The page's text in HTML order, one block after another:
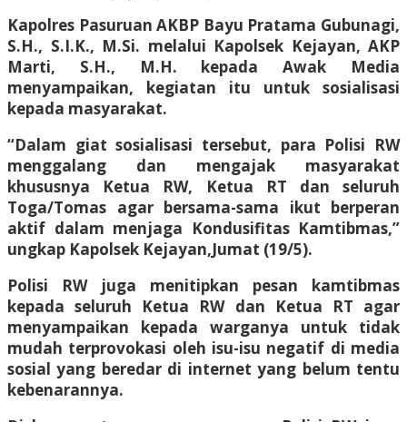
Kapolres Pasuruan AKBP Bayu Pratama Gubunagi,
S.H., S.I.K., M.Si. melalui Kapolsek Kejayan, AKP
Marti, S.H., M.H. kepada Awak Media
menyampaikan, kegiatan itu untuk sosialisasi
kepada masyarakat.
“Dalam giat sosialisasi tersebut, para Polisi RW
menggalang dan mengajak masyarakat
khususnya Ketua RW, Ketua RT dan seluruh
Toga/Tomas agar bersama-sama ikut berperan
aktif dalam menjaga Kondusifitas Kamtibmas,”
ungkap Kapolsek Kejayan,Jumat (19/5).
Polisi RW juga menitipkan pesan kamtibmas
kepada seluruh Ketua RW dan Ketua RT agar
menyampaikan kepada warganya untuk tidak
mudah terprovokasi oleh isu-isu negatif di media
sosial yang beredar di internet yang belum tentu
kebenarannya.